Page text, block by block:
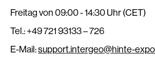
Freitag von 09:00 - 14:30 Uhr (CET)
Tel.: +49 721 93133 – 726
E-Mail:support.intergeo@hinte-